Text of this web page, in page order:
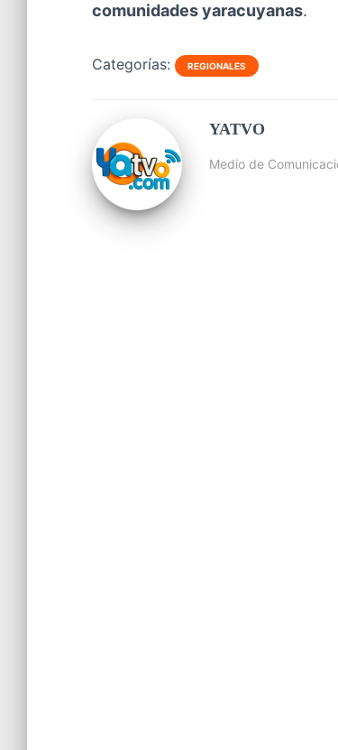
comunidades yaracuyanas.
Categorías: REGIONALES
YATVO
Medio de